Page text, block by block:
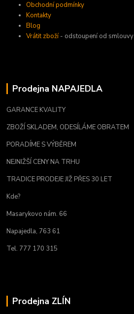
Obchodní podmínky
Kontakty
Blog
Vrátit zboží - odstoupení od smlouvy
Prodejna NAPAJEDLA
GARANCE KVALITY
ZBOŽÍ SKLADEM, ODESÍLÁME OBRATEM
PORADÍME S VÝBĚREM
NEJNIŽŠÍ CENY NA TRHU
TRADICE PRODEJE JIŽ PŘES 30 LET
Kde?
Masarykovo nám. 66
Napajedla, 763 61
Tel. 777 170 315
Prodejna ZLÍN